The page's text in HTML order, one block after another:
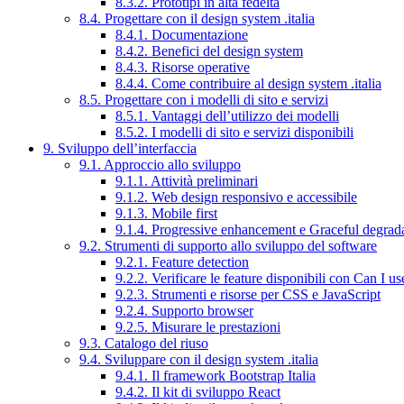
8.4. Progettare con il design system .italia
8.4.1. Documentazione
8.4.2. Benefici del design system
8.4.3. Risorse operative
8.4.4. Come contribuire al design system .italia
8.5. Progettare con i modelli di sito e servizi
8.5.1. Vantaggi dell’utilizzo dei modelli
8.5.2. I modelli di sito e servizi disponibili
9. Sviluppo dell’interfaccia
9.1. Approccio allo sviluppo
9.1.1. Attività preliminari
9.1.2. Web design responsivo e accessibile
9.1.3. Mobile first
9.1.4. Progressive enhancement e Graceful
9.2. Strumenti di supporto allo sviluppo del software
9.2.1. Feature detection
9.2.2. Verificare le feature disponibili con Can I
9.2.3. Strumenti e risorse per CSS e JavaScript
9.2.4. Supporto browser
9.2.5. Misurare le prestazioni
9.3. Catalogo del riuso
9.4. Sviluppare con il design system .italia
9.4.1. Il framework Bootstrap Italia
9.4.2. Il kit di sviluppo React